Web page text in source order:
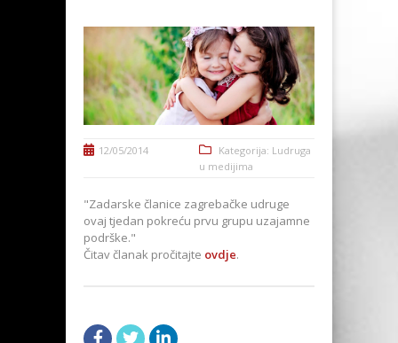
12/05/2014 Kategorija: Ludruga
u medijima
"Zadarske članice zagrebačke udruge
ovaj tjedan pokreću prvu grupu uzajamne
podrške."
Čitav članak pročitajte ovdje.